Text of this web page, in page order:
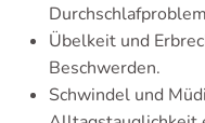
Übelkeit und
Beschwerden.
Schwindel und